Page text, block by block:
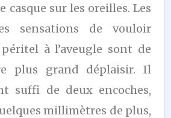
casque sur les oreilles. Les
sensations de vouloir
à l’aveugle sont de
plus grand déplaisir. Il
suffi de deux encoches,
millimètres de plus,